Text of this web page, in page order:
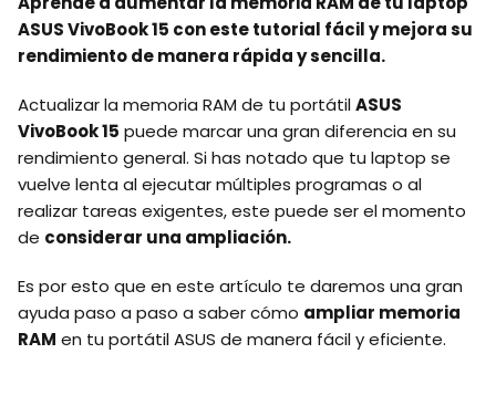
ASUS VivoBook 15 con este tutorial fácil y mejora su
rendimiento de manera rápida y sencilla.
Actualizar la memoria RAM de tu portátilASUS
VivoBook 15 puede marcar una gran diferencia en su
rendimiento general. Si has notado que tu laptop se
vuelve lenta al ejecutar múltiples programas o al
realizar tareas exigentes, este puede ser el momento
de considerar una ampliación.
Es por esto que en este artículo te daremos una gran
ayuda paso a paso a saber cómo ampliar memoria
RAM en tu portátil ASUS de manera fácil y eficiente.